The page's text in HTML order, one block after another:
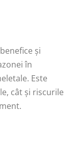
și
în
Este
cât și riscurile